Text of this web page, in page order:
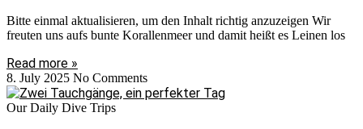
Bitte einmal aktualisieren, um den Inhalt richtig anzuzeigen Wir
freuten uns aufs bunte Korallenmeer und damit heißt es Leinen los
Read more »
8. July 2025 No Comments
Our Daily Dive Trips